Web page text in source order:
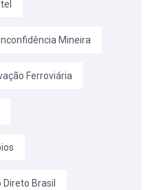
Mineira
Ferroviária
Brasil